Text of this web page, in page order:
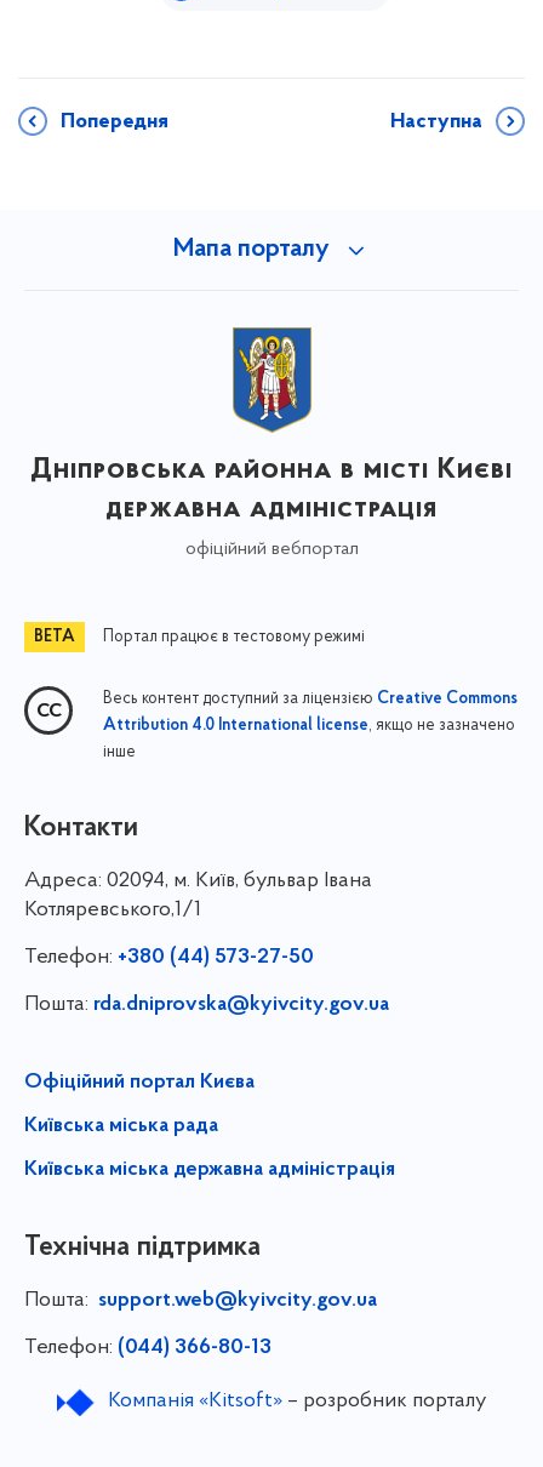
Попередня Наступна
Мапа порталу
Дніпровська районна в місті Києві
державна адміністрація
офіційний вебпортал
Портал працює в тестовому режимі
Весь контент доступний за ліцензією Creative Commons
Attribution 4.0 International license, якщо не зазначено
інше
Контакти
Адреса: 02094, м. Київ, бульвар Івана
Котляревського,1/1
Телефон: +380 (44) 573-27-50
Пошта: rda.dniprovska@kyivcity.gov.ua
Офіційний портал Києва
Київська міська рада
Київська міська державна адміністрація
Технічна підтримка
Пошта: support.web@kyivcity.gov.ua
Телефон: (044) 366-80-13
Компанія «Kitsoft»– розробник порталу